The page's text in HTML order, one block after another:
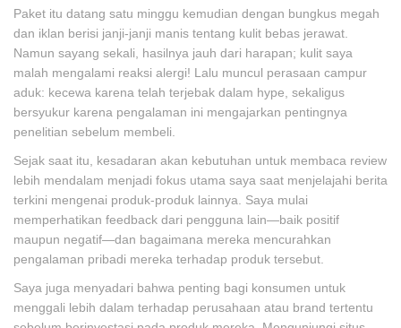
Paket itu datang satu minggu kemudian dengan bungkus megah
dan iklan berisi janji-janji manis tentang kulit bebas jerawat.
Namun sayang sekali, hasilnya jauh dari harapan; kulit saya
malah mengalami reaksi alergi! Lalu muncul perasaan campur
aduk: kecewa karena telah terjebak dalam hype, sekaligus
bersyukur karena pengalaman ini mengajarkan pentingnya
penelitian sebelum membeli.
Sejak saat itu, kesadaran akan kebutuhan untuk membaca review
lebih mendalam menjadi fokus utama saya saat menjelajahi berita
terkini mengenai produk-produk lainnya. Saya mulai
memperhatikan feedback dari pengguna lain—baik positif
maupun negatif—dan bagaimana mereka mencurahkan
pengalaman pribadi mereka terhadap produk tersebut.
Saya juga menyadari bahwa penting bagi konsumen untuk
menggali lebih dalam terhadap perusahaan atau brand tertentu